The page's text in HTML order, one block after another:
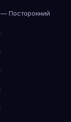
Посторонний